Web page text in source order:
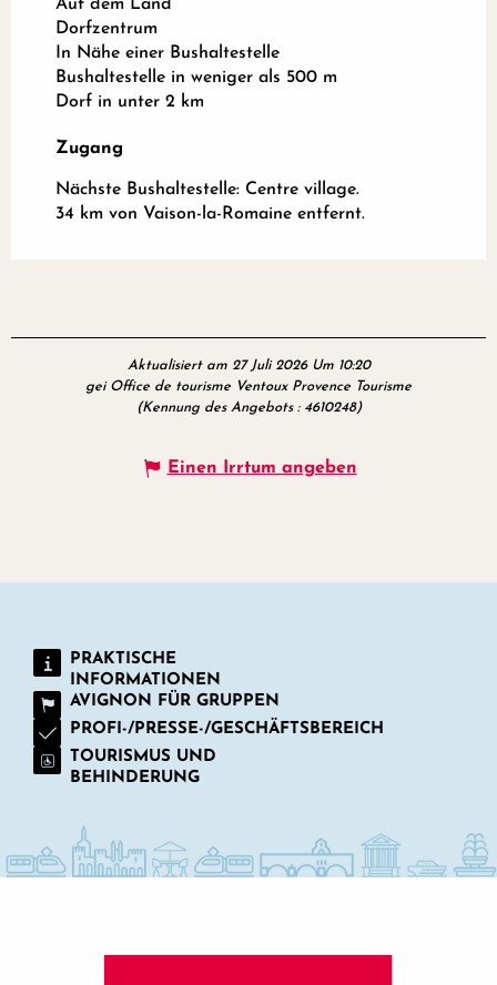
Auf dem Land
Dorfzentrum
In Nähe einer Bushaltestelle
Bushaltestelle in weniger als 500 m
Dorf in unter 2 km
Zugang
Zugang
Nächste Bushaltestelle: Centre village.
34 km von Vaison-la-Romaine entfernt.
Aktualisiert am 27 Juli 2026 Um 10:20
gei Office de tourisme Ventoux Provence Tourisme
(Kennung des Angebots : 4610248)
Einen Irrtum angeben
PRAKTISCHE
INFORMATIONEN
AVIGNON FÜR GRUPPEN
PROFI-/PRESSE-/GESCHÄFTSBEREICH
TOURISMUS UND
BEHINDERUNG